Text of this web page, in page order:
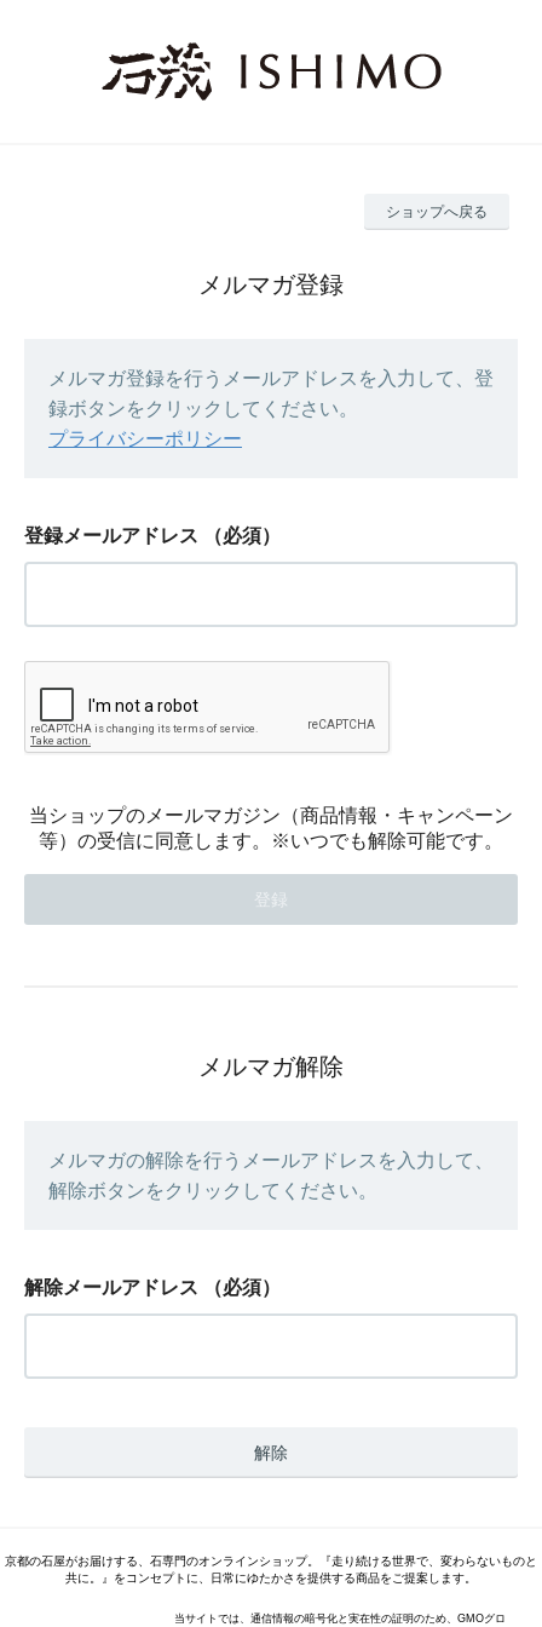
ショップへ戻る
メルマガ登録
メルマガ登録を行うメールアドレスを入力して、登
録ボタンをクリックしてください。
プライバシーポリシー
登録メールアドレス （必須）
当ショップのメールマガジン（商品情報・キャンペーン
等）の受信に同意します。※いつでも解除可能です。
メルマガ解除
メルマガの解除を行うメールアドレスを入力して、
解除ボタンをクリックしてください。
解除メールアドレス （必須）
京都の石屋がお届けする、石専門のオンラインショップ。『走り続ける世界で、変わらないものと
共に。』をコンセプトに、日常にゆたかさを提供する商品をご提案します。
当サイトでは、通信情報の暗号化と実在性の証明のため、GMOグロ